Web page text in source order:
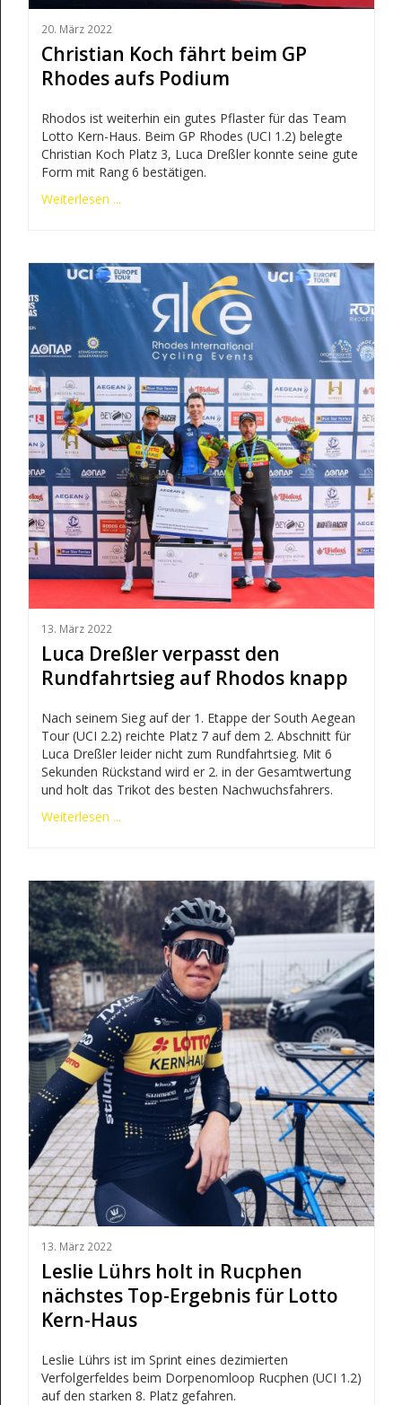
20. März 2022
Christian Koch fährt beim GP
Rhodes aufs Podium
Rhodos ist weiterhin ein gutes Pflaster für das Team
Lotto Kern-Haus. Beim GP Rhodes (UCI 1.2) belegte
Christian Koch Platz 3, Luca Dreßler konnte seine gute
Form mit Rang 6 bestätigen.
Weiterlesen ...
13. März 2022
Luca Dreßler verpasst den
Rundfahrtsieg auf Rhodos knapp
Nach seinem Sieg auf der 1. Etappe der South Aegean
Tour (UCI 2.2) reichte Platz 7 auf dem 2. Abschnitt für
Luca Dreßler leider nicht zum Rundfahrtsieg. Mit 6
Sekunden Rückstand wird er 2. in der Gesamtwertung
und holt das Trikot des besten Nachwuchsfahrers.
Weiterlesen ...
13. März 2022
Leslie Lührs holt in Rucphen
nächstes Top-Ergebnis für Lotto
Kern-Haus
Leslie Lührs ist im Sprint eines dezimierten
Verfolgerfeldes beim Dorpenomloop Rucphen (UCI 1.2)
auf den starken 8. Platz gefahren.